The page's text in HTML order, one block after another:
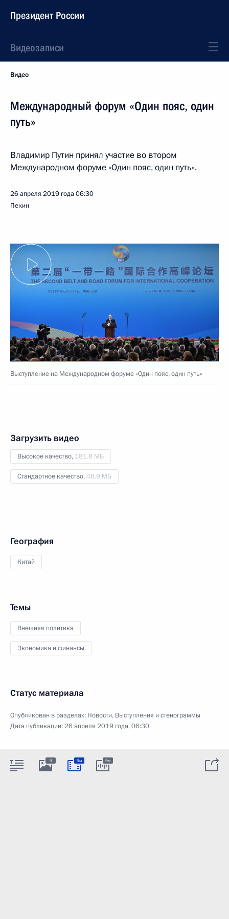
Президент России
Видеозаписи
Видео
Международный форум «Один пояс, один
путь»
Владимир Путин принял участие во втором
Международном форуме «Один пояс, один путь».
26 апреля 2019 года06:30
Пекин
Выступление на Международном форуме «Один пояс, один путь»
Загрузить видео
Высокое качество, 181.8 МБ
Стандартное качество,48.9 МБ
География
Китай
Темы
Внешняя политика
Экономика и финансы
Статус материала
Опубликован в разделах: Новости, Выступления и стенограммы
Дата публикации:26 апреля 2019 года, 06:30
9 9м 9м